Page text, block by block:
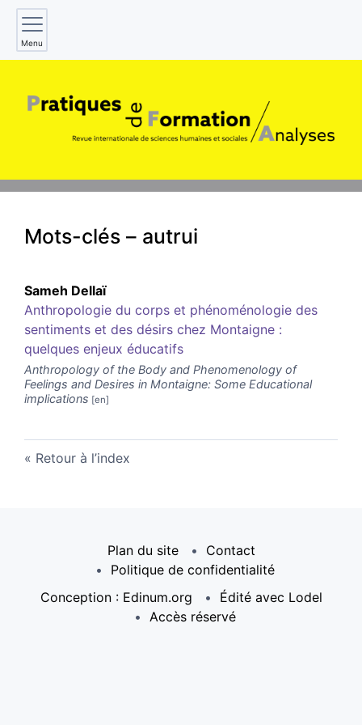
Menu
Mots-clés – autrui
Sameh Dellaï
Anthropologie du corps et phénoménologie des
sentiments et des désirs chez Montaigne :
quelques enjeux éducatifs
Anthropology of the Body and Phenomenology of
Feelings and Desires in Montaigne: Some Educational
implications
Retour à l’index
Plan du site
Contact
Politique de confidentialité
Conception : Edinum.org
Édité avec Lodel
Accès réservé